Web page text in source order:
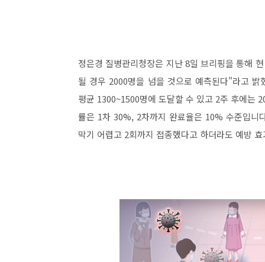
정은경 질병관리청장은 지난 8일 브리핑을 통해
될 경우 2000명을 넘을 것으로 예측된다"라고
평균 1300~1500명에 도달할 수 있고 2주 후에는
률은 1차 30%, 2차까지 완료율은 10% 수준입니
막기 어렵고 2회까지 접종했다고 하더라도 예방